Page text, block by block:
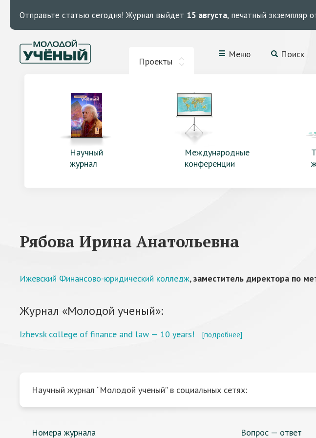
Отправьте статью сегодня! Журнал выйдет 15 августа, печатный экземпляр
Проекты
Меню Поиск
Научный
журнал
Международные
конференции
Рябова Ирина Анатольевна
Ижевский Финансово-юридический колледж,заместитель директора по
Журнал «Молодой ученый»:
Izhevsk college of finance and law — 10 years! [подробнее]
Научный журнал “Молодой ученый” в социальных сетях:
Номера журнала Вопрос — ответ